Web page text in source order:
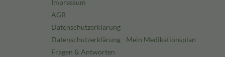
Impressum
AGB
Datenschutzerklärung
Datenschutzerklärung - Mein Medikationsplan
Fragen & Antworten